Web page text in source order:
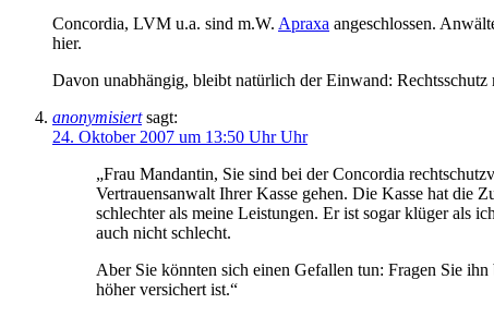
Concordia, LVM u.a. sind m.W. Apraxa angeschlossen.
hier.
Davon unabhängig, bleibt natürlich der Einwand:
anonymisiert sagt:
24. Oktober 2007 um 13:50 Uhr Uhr
„Frau Mandantin, Sie sind bei der Concordia
Vertrauensanwalt Ihrer Kasse gehen. Die Kasse hat die
schlechter als meine Leistungen. Er ist sogar klüger als
auch nicht schlecht.
Aber Sie könnten sich einen Gefallen tun: Fragen Sie
höher versichert ist.“